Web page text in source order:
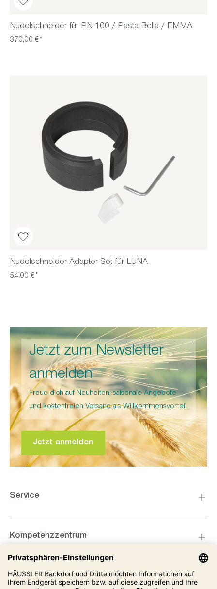
Nudelschneider für PN 100 / Pasta Bella / EMMA
370,00 €*
Nudelschneider Adapter-Set für LUNA
54,00 €*
Jetzt zum Newsletter
anmelden
Freue dich auf Neuheiten, saisonale Angebote
und kostenfreien Versand als Willkommensvorteil.
Jetzt anmelden
Service
Kompetenzzentrum
Informationen